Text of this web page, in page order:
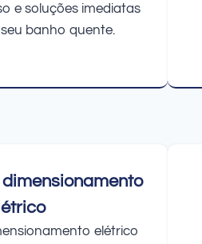
e soluções imediatas
banho quente.
elétrico